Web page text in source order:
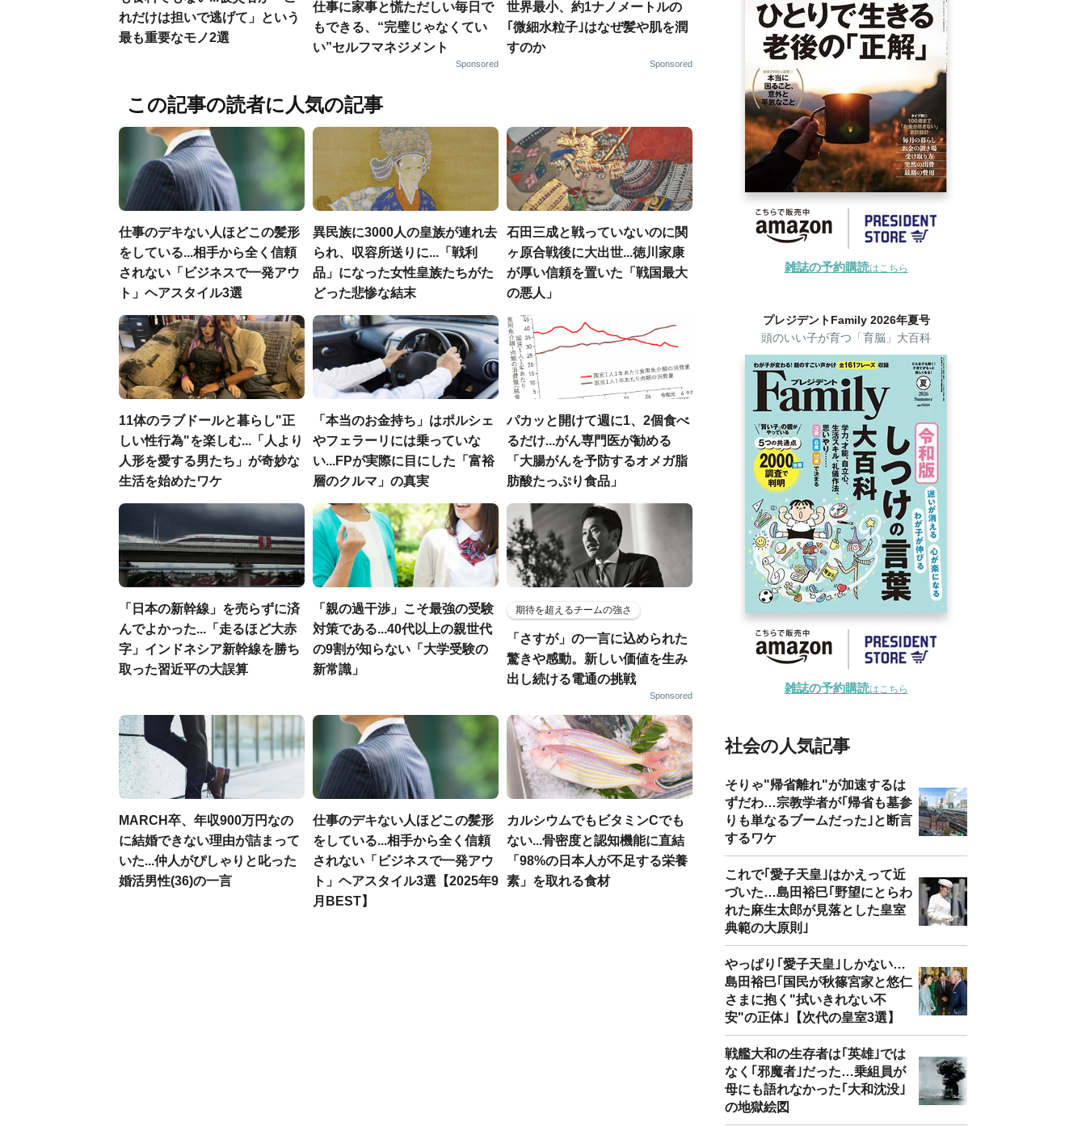
れだけは担いで逃げて」という
最も重要なモノ2選
仕事に家事と慌ただしい毎日で
もできる、“完璧じゃなくてい
い”セルフマネジメント
Sponsored
世界最小、約1ナノメートルの
｢微細水粒子｣はなぜ髪や肌を潤
すのか
Sponsored
この記事の読者に人気の記事
仕事のデキない人ほどこの髪形
をしている...相手から全く信頼
されない「ビジネスで一発アウ
ト」ヘアスタイル3選
異民族に3000人の皇族が連れ去
られ、収容所送りに...「戦利
品」になった女性皇族たちがた
どった悲惨な結末
石田三成と戦っていないのに関
ヶ原合戦後に大出世...徳川家康
が厚い信頼を置いた「戦国最大
の悪人」
11体のラブドールと暮らし"正
しい性行為"を楽しむ...「人より
人形を愛する男たち」が奇妙な
生活を始めたワケ
「本当のお金持ち」はポルシェ
やフェラーリには乗っていな
い...FPが実際に目にした「富裕
層のクルマ」の真実
パカッと開けて週に1、2個食べ
るだけ...がん専門医が勧める
「大腸がんを予防するオメガ脂
肪酸たっぷり食品」
「日本の新幹線」を売らずに済
んでよかった...「走るほど大赤
字」インドネシア新幹線を勝ち
取った習近平の大誤算
「親の過干渉」こそ最強の受験
対策である...40代以上の親世代
の9割が知らない「大学受験の
新常識」
期待を超えるチームの強さ
「さすが」の一言に込められた
驚きや感動。新しい価値を生み
出し続ける電通の挑戦
Sponsored
MARCH卒、年収900万円なの
に結婚できない理由が詰まって
いた...仲人がぴしゃりと叱った
婚活男性(36)の一言
仕事のデキない人ほどこの髪形
をしている...相手から全く信頼
されない「ビジネスで一発アウ
ト」ヘアスタイル3選【2025年9
月BEST】
カルシウムでもビタミンCでも
ない...骨密度と認知機能に直結
「98%の日本人が不足する栄養
素」を取れる食材
雑誌の予約購読はこちら
プレジデントFamily 2026年夏号
頭のいい子が育つ「育脳」大百科
雑誌の予約購読はこちら
社会の人気記事
そりゃ"帰省離れ"が加速するは
ずだわ…宗教学者が｢帰省も墓参
りも単なるブームだった｣と断言
するワケ
これで｢愛子天皇｣はかえって近
づいた…島田裕巳｢野望にとらわ
れた麻生太郎が見落とした皇室
典範の大原則｣
やっぱり｢愛子天皇｣しかない…
島田裕巳｢国民が秋篠宮家と悠仁
さまに抱く"拭いきれない不
安"の正体｣【次代の皇室3選】
戦艦大和の生存者は｢英雄｣では
なく｢邪魔者｣だった…乗組員が
母にも語れなかった｢大和沈没｣
の地獄絵図